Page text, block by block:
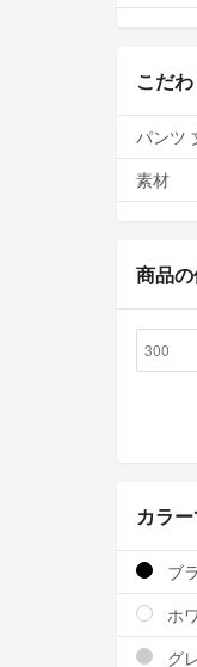
こだ
パンツ
素材
商品
カラ
ブ
ホ
グ